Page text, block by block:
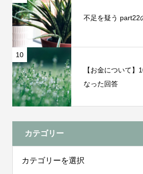
不足を疑う part22
10
【お金について】
なった回答
カテゴリー